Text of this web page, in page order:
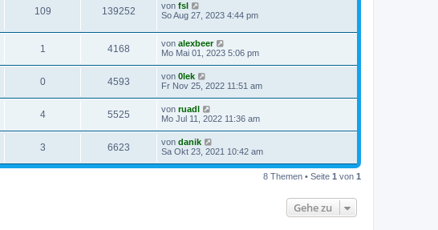
109 139252 von fsl
So Aug 27, 2023 4:44 pm
1 4168 von alexbeer
Mo Mai 01, 2023 5:06 pm
0 4593 von 0lek
Fr Nov 25, 2022 11:51 am
4 5525 von ruadl
Mo Jul 11, 2022 11:36 am
3 6623 von danik
Sa Okt 23, 2021 10:42 am
8 Themen • Seite 1 von 1
Gehe zu